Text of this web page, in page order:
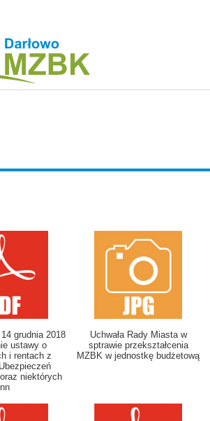
grudnia 2018
ustawy o
i rentach z
niektórych
Uchwała Rady Miasta w
sptrawie przekształcenia
MZBK w jednostkę budżetową